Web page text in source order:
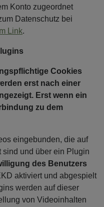
Konto zugeordnet
Datenschutz bei
Link.
Cookies
erst nach einer
Erst wenn ein
zu dem
eingebunden, die auf
sind und über ein Plugin
des Benutzers
aktiviert und abgespielt
werden auf dieser
von Videoinhalten